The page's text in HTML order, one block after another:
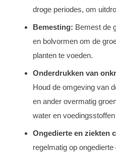
droge periodes, om
Bemesting: Bemest de
en bolvormen om de
planten te voeden.
Onderdrukken van
Houd de omgeving van
en ander overmatig
water en
Ongedierte en ziekten
regelmatig op